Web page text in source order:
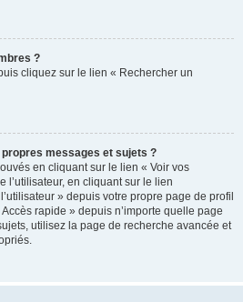
?
cliquez sur le lien « Rechercher un
messages et sujets ?
en cliquant sur le lien « Voir vos
l’utilisateur, en cliquant sur le lien
» depuis votre propre page de profil
rapide » depuis n’importe quelle page
utilisez la page de recherche avancée et